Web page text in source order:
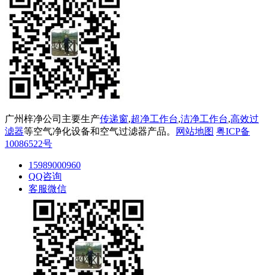
广州梓净公司主要生产传递窗,超净工作台,洁净工作台,高效过
滤器等空气净化设备和空气过滤器产品。 网站地图 粤ICP备
10086522号
15989000960
QQ咨询
客服微信